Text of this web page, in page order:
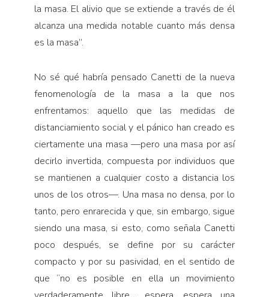
la masa. El alivio que se extiende a través de él
alcanza una medida notable cuanto más densa
es la masa”.
No sé qué habría pensado Canetti de la nueva
fenomenología de la masa a la que nos
enfrentamos: aquello que las medidas de
distanciamiento social y el pánico han creado es
ciertamente una masa —pero una masa por así
decirlo invertida, compuesta por individuos que
se mantienen a cualquier costo a distancia los
unos de los otros—. Una masa no densa, por lo
tanto, pero enrarecida y que, sin embargo, sigue
siendo una masa, si esto, como señala Canetti
poco después, se define por su carácter
compacto y por su pasividad, en el sentido de
que “no es posible en ella un movimiento